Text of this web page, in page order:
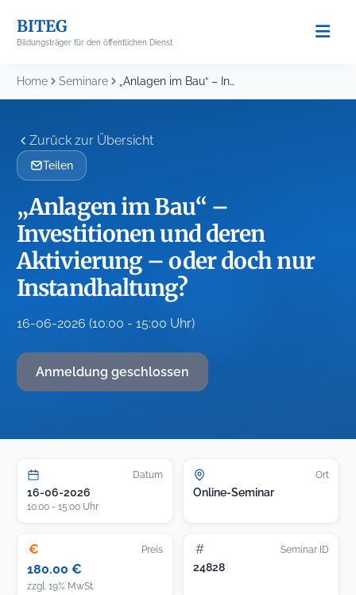
content
BITEG
Bildungsträger für den öffentlichen Dienst
Home Seminare „Anlagen im Bau“ – Investitionen und deren Aktivierung...
Zurück zur Übersicht
Teilen
„Anlagen im Bau“ –
Investitionen und deren
Aktivierung – oder doch nur
Instandhaltung?
16-06-2026 (10:00 - 15:00 Uhr)
Anmeldung geschlossen
Datum
16-06-2026
10:00 - 15:00 Uhr
Ort
Online-Seminar
€ Preis
180.00 €
zzgl. 19% MwSt.
# Seminar ID
24828